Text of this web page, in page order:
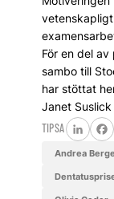
För en del
sambo till
har stöttat
Janet Suslick
TIPSA
Andrea